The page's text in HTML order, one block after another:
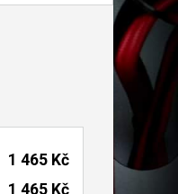
1 465 Kč
1 465 Kč